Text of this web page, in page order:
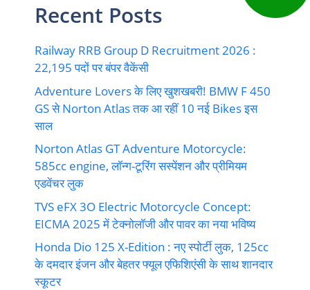
Recent Posts
Railway RRB Group D Recruitment 2026 :
22,195 पदों पर बंपर वैकेंसी
Adventure Lovers के लिए खुशखबरी! BMW F 450
GS से Norton Atlas तक आ रहीं 10 नई Bikes इस
साल
Norton Atlas GT Adventure Motorcycle:
585cc engine, लॉन्ग-टूरिंग सस्पेंशन और प्रीमियम
एडवेंचर लुक
TVS eFX 3O Electric Motorcycle Concept:
EICMA 2025 में टेक्नोलॉजी और पावर का नया भविष्य
Honda Dio 125 X-Edition : नए स्पोर्टी लुक, 125cc
के दमदार इंजन और बेहतर फ्यूल एफिशिएंसी के साथ शानदार
स्कूटर